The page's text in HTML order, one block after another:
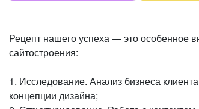
Рецепт нашего успеха — это особенное
сайтостроения:
1. Исследование. Анализ бизнеса
концепции дизайна;